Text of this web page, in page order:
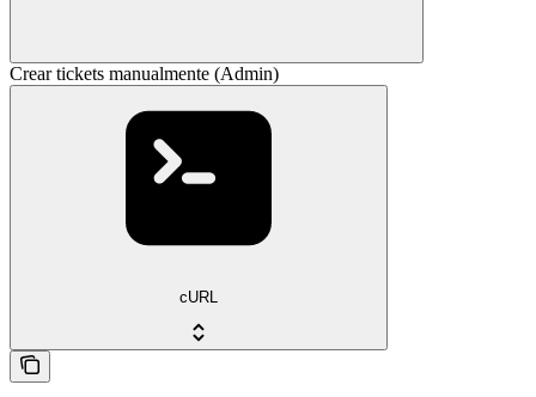
Crear tickets manualmente (Admin)
cURL